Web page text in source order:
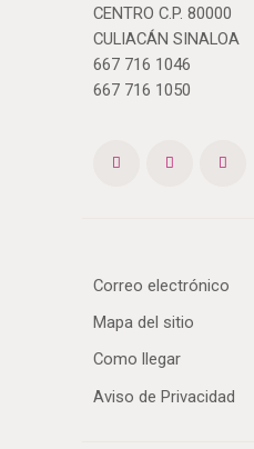
CENTRO C.P. 80000
CULIACÁN SINALOA
667 716 1046
667 716 1050
Correo electrónico
Mapa del sitio
Como llegar
Aviso de Privacidad